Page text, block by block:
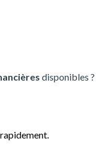
disponibles